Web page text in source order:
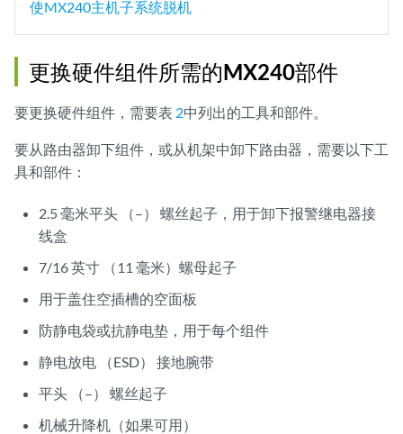
使MX240主机子系统脱机
更换硬件组件所需的MX240部件
要更换硬件组件，需要表 2中列出的工具和部件。
要从路由器卸下组件，或从机架中卸下路由器，需要以下工
具和部件：
2.5 毫米平头 （–） 螺丝起子，用于卸下报警继电器接
线盒
7/16 英寸 （11 毫米）螺母起子
用于盖住空插槽的空面板
防静电袋或抗静电垫，用于每个组件
静电放电 （ESD） 接地腕带
平头 （–） 螺丝起子
机械升降机（如果可用）